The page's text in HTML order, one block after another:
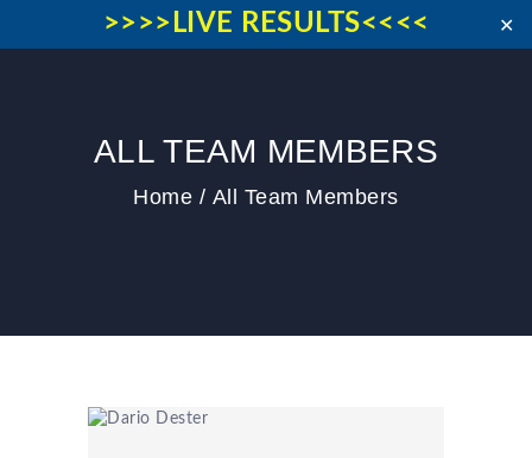
>>>>LIVE RESULTS<<<< ✕
ALL TEAM MEMBERS
Home All Team Members
HOME
IL MEETING
COOKIE POLICY (EU)